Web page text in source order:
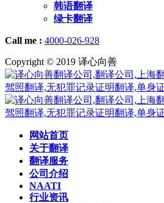
韩语翻译
绿卡翻译
Call me : 4000-026-928
Copyright © 2019 译心向善
网站首页
关于翻译
翻译服务
公司介绍
NAATI
行业资讯